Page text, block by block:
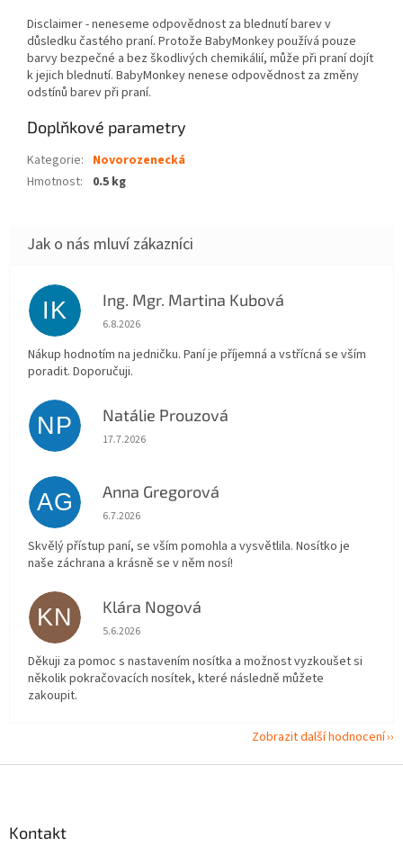
Disclaimer - neneseme odpovědnost za blednutí barev v
důsledku častého praní. Protože BabyMonkey používá pouze
barvy bezpečné a bez škodlivých chemikálií, může při praní dojít
k jejich blednutí. BabyMonkey nenese odpovědnost za změny
odstínů barev při praní.
Doplňkové parametry
Kategorie: Novorozenecká
Hmotnost: 0.5 kg
IK Ing. Mgr. Martina Kubová
Hodnocení obchodu je 5 z 5 hvězdiček.
6.8.2026
Nákup hodnotím na jedničku. Paní je příjemná a vstřícná se vším
poradit. Doporučuji.
NP Natálie Prouzová
Hodnocení obchodu je 5 z 5 hvězdiček.
17.7.2026
AG Anna Gregorová
Hodnocení obchodu je 5 z 5 hvězdiček.
6.7.2026
Skvělý přístup paní, se vším pomohla a vysvětlila. Nosítko je
naše záchrana a krásně se v něm nosí!
KN Klára Nogová
Hodnocení obchodu je 5 z 5 hvězdiček.
5.6.2026
Děkuji za pomoc s nastavením nosítka a možnost vyzkoušet si
několik pokračovacích nosítek, které následně můžete
zakoupit.
Zobrazit další hodnocení
Kontakt